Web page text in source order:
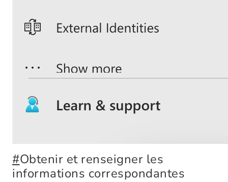
#Obtenir et renseigner les
informations correspondantes